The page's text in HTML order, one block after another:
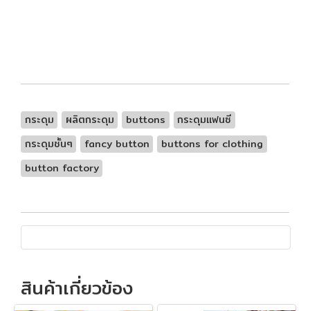
กระดุม ผลิตกระดุม buttons
กระดุมแฟนซี
กระดุมชั้นๆ
fancy button
buttons for clothing
button factory
สินค้าเกี่ยวข้อง